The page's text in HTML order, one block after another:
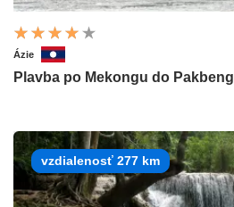
Ázie
Plavba po Mekongu do Pakbeng
vzdialenosť 277 km